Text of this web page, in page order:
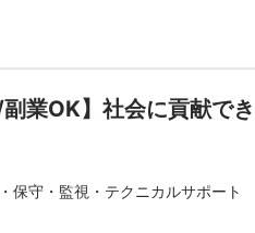
業OK】社会に貢献で
保守・監視・テクニカルサポート